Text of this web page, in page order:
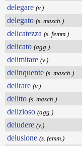
delegare (v.)
delegato (s. masch.)
delicatezza (s. femm.)
delicato (agg.)
delimitare (v.)
delinquente (s. masch.)
delirare (v.)
delitto (s. masch.)
delizioso (agg.)
deludere (v.)
delusione (s. femm.)